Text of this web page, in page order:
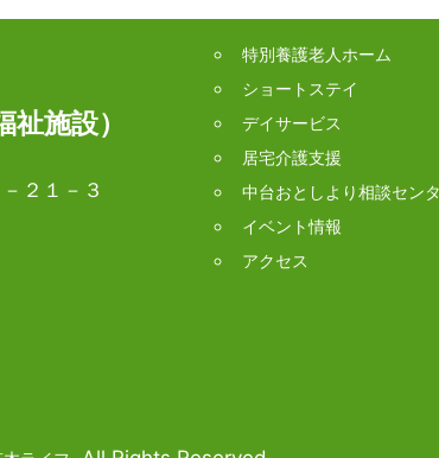
祉施設）
２１－３
特別養護老人ホーム
ショートステイ
デイサービス
居宅介護支援
中台おとしより相談セン
イベント情報
アクセス